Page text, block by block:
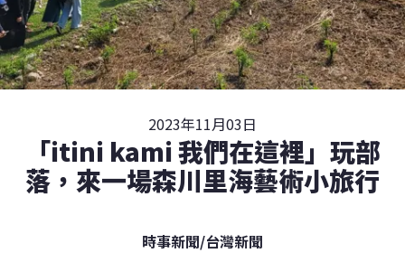
2023年11月03日
「itini kami 我們在這裡」玩部
落，來一場森川里海藝術小旅行
時事新聞/台灣新聞